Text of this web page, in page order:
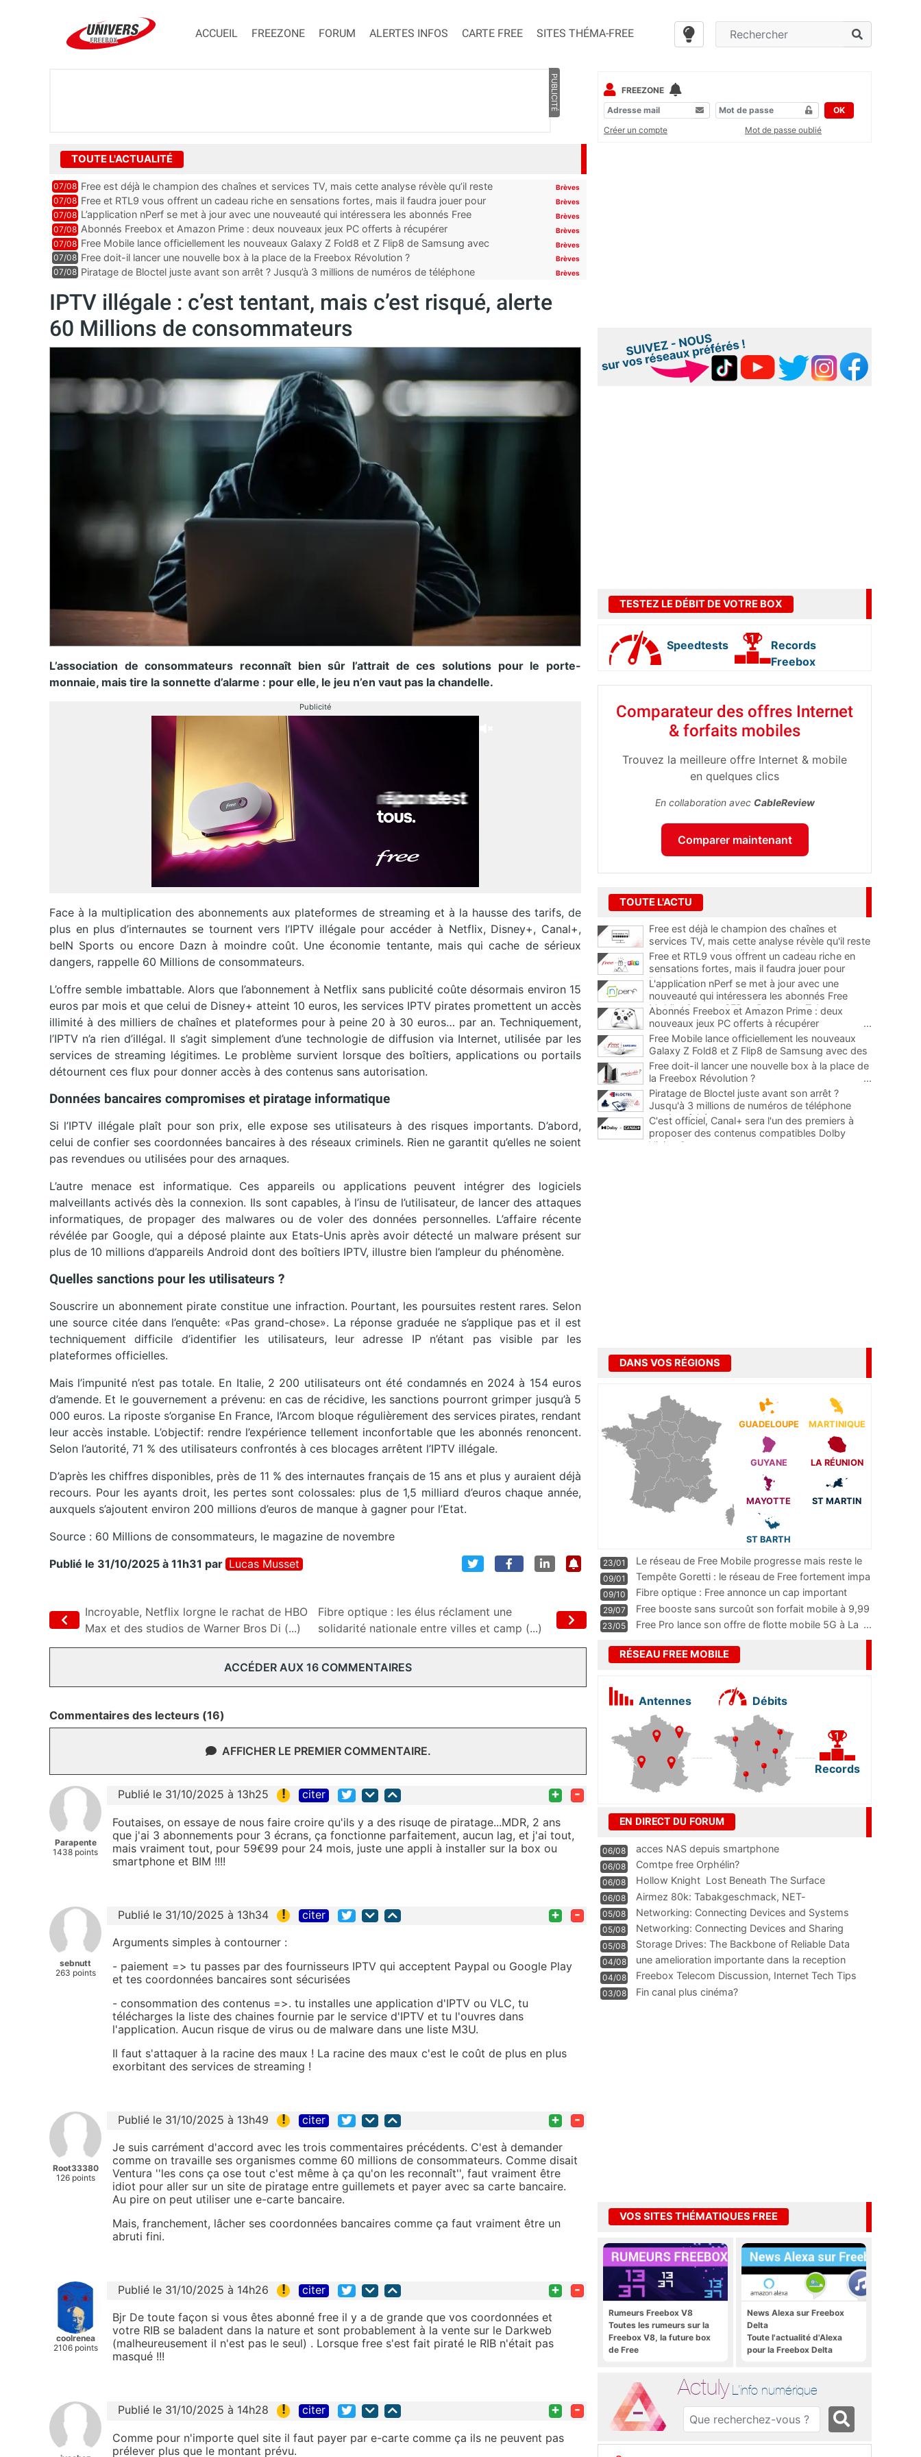
ACCUEIL FREEZONE FORUM ALERTES INFOS CARTE FREE SITES THÉMA-FREE
PUBLICITÉ
TOUTE L'ACTUALITÉ
07/08 Free est déjà le champion des chaînes et services TV, mais cette analyse révèle qu’il reste
encore au moin...
Brèves
07/08 Free et RTL9 vous offrent un cadeau riche en sensations fortes, mais il faudra jouer pour
l’obtenir
Brèves
07/08 L’application nPerf se met à jour avec une nouveauté qui intéressera les abonnés Free
Mobile, Orange, SFR ...
Brèves
07/08 Abonnés Freebox et Amazon Prime : deux nouveaux jeux PC offerts à récupérer Brèves
07/08 Free Mobile lance officiellement les nouveaux Galaxy Z Fold8 et Z Flip8 de Samsung avec
des promos et des cadeaux
Brèves
07/08 Free doit-il lancer une nouvelle box à la place de la Freebox Révolution ? Brèves
07/08 Piratage de Bloctel juste avant son arrêt ? Jusqu’à 3 millions de numéros de téléphone
Brèves
IPTV illégale : c’est tentant, mais c’est risqué, alerte
60 Millions de consommateurs
L’association de consommateurs reconnaît bien sûr l’attrait de ces solutions pour le porte-
monnaie, mais tire la sonnette d’alarme : pour elle, le jeu n’en vaut pas la chandelle.
Publicité
Face à la multiplication des abonnements aux plateformes de streaming et à la hausse des tarifs, de
plus en plus d’internautes se tournent vers l’IPTV illégale pour accéder à Netflix, Disney+, Canal+,
beIN Sports ou encore Dazn à moindre coût. Une économie tentante, mais qui cache de sérieux
dangers, rappelle 60 Millions de consommateurs.
L’offre semble imbattable. Alors que l’abonnement à Netflix sans publicité coûte désormais environ 15
euros par mois et que celui de Disney+ atteint 10 euros, les services IPTV pirates promettent un accès
illimité à des milliers de chaînes et plateformes pour à peine 20 à 30 euros… par an. Techniquement,
l’IPTV n’a rien d’illégal. Il s’agit simplement d’une technologie de diffusion via Internet, utilisée par les
services de streaming légitimes. Le problème survient lorsque des boîtiers, applications ou portails
détournent ces flux pour donner accès à des contenus sans autorisation.
Données bancaires compromises et piratage informatique
Si l’IPTV illégale plaît pour son prix, elle expose ses utilisateurs à des risques importants. D’abord,
celui de confier ses coordonnées bancaires à des réseaux criminels. Rien ne garantit qu’elles ne soient
pas revendues ou utilisées pour des arnaques.
L’autre menace est informatique. Ces appareils ou applications peuvent intégrer des logiciels
malveillants activés dès la connexion. Ils sont capables, à l’insu de l’utilisateur, de lancer des attaques
informatiques, de propager des malwares ou de voler des données personnelles. L’affaire récente
révélée par Google, qui a déposé plainte aux Etats-Unis après avoir détecté un malware présent sur
plus de 10 millions d’appareils Android dont des boîtiers IPTV, illustre bien l’ampleur du phénomène.
Quelles sanctions pour les utilisateurs ?
Souscrire un abonnement pirate constitue une infraction. Pourtant, les poursuites restent rares. Selon
une source citée dans l’enquête: «Pas grand-chose». La réponse graduée ne s’applique pas et il est
techniquement difficile d’identifier les utilisateurs, leur adresse IP n’étant pas visible par les
plateformes officielles.
Mais l’impunité n’est pas totale. En Italie, 2 200 utilisateurs ont été condamnés en 2024 à 154 euros
d’amende. Et le gouvernement a prévenu: en cas de récidive, les sanctions pourront grimper jusqu’à 5
000 euros. La riposte s’organise En France, l’Arcom bloque régulièrement des services pirates, rendant
leur accès instable. L’objectif: rendre l’expérience tellement inconfortable que les abonnés renoncent.
Selon l’autorité, 71 % des utilisateurs confrontés à ces blocages arrêtent l’IPTV illégale.
D’après les chiffres disponibles, près de 11 % des internautes français de 15 ans et plus y auraient déjà
recours. Pour les ayants droit, les pertes sont colossales: plus de 1,5 milliard d’euros chaque année,
auxquels s’ajoutent environ 200 millions d’euros de manque à gagner pour l’Etat.
Source : 60 Millions de consommateurs, le magazine de novembre
Publié le 31/10/2025 à 11h31 par Lucas Musset
Incroyable, Netflix lorgne le rachat de HBO
Max et des studios de Warner Bros Di (...)
Fibre optique : les élus réclament une
solidarité nationale entre villes et camp (...)
ACCÉDER AUX 16 COMMENTAIRES
Commentaires des lecteurs (16)
AFFICHER LE PREMIER COMMENTAIRE.
Parapente
1438 points
Publié le 31/10/2025 à 13h25 ! citer + -
Foutaises, on essaye de nous faire croire qu'ils y a des risuqe de piratage...MDR, 2 ans
que j'ai 3 abonnements pour 3 écrans, ça fonctionne parfaitement, aucun lag, et j'ai tout,
mais vraiment tout, pour 59€99 pour 24 mois, juste une appli à installer sur la box ou
smartphone et BIM !!!!
sebnutt
263 points
Publié le 31/10/2025 à 13h34 ! citer + -
Arguments simples à contourner :
- paiement => tu passes par des fournisseurs IPTV qui acceptent Paypal ou Google Play
et tes coordonnées bancaires sont sécurisées
- consommation des contenus =>. tu installes une application d'IPTV ou VLC, tu
télécharges la liste des chaines fournie par le service d'IPTV et tu l'ouvres dans
l'application. Aucun risque de virus ou de malware dans une liste M3U.
Il faut s'attaquer à la racine des maux ! La racine des maux c'est le coût de plus en plus
exorbitant des services de streaming !
Root33380
126 points
Publié le 31/10/2025 à 13h49 ! citer + -
Je suis carrément d'accord avec les trois commentaires précédents. C'est à demander
comme on travaille ses organismes comme 60 millions de consommateurs. Comme disait
Ventura ''les cons ça ose tout c'est même à ça qu'on les reconnaît'', faut vraiment être
idiot pour aller sur un site de piratage entre guillemets et payer avec sa carte bancaire.
Au pire on peut utiliser une e-carte bancaire.
Mais, franchement, lâcher ses coordonnées bancaires comme ça faut vraiment être un
abruti fini.
coolrenea
2106 points
Publié le 31/10/2025 à 14h26 ! citer + -
Bjr De toute façon si vous êtes abonné free il y a de grande que vos coordonnées et
votre RIB se baladent dans la nature et sont probablement à la vente sur le Darkweb
(malheureusement il n'est pas le seul) . Lorsque free s'est fait piraté le RIB n'était pas
masqué !!!
Publié le 31/10/2025 à 14h28 ! citer + -
Comme pour n'importe quel site il faut payer par e-carte comme ça ils ne peuvent pas
prélever plus que le montant prévu.
FREEZONE
OK
Créer un compte
Mot de passe oublié
TESTEZ LE DÉBIT DE VOTRE BOX
Speedtests
Records
Freebox
Comparateur des offres Internet
& forfaits mobiles
Trouvez la meilleure offre Internet & mobile
en quelques clics
En collaboration avec CableReview
Comparer maintenant
TOUTE L'ACTU
Free est déjà le champion des chaînes et
services TV, mais cette analyse révèle qu'il reste
encore au moins 141 ajouts possibles
Free et RTL9 vous offrent un cadeau riche en
sensations fortes, mais il faudra jouer pour
l'obtenir
L'application nPerf se met à jour avec une
nouveauté qui intéressera les abonnés Free
Mobile, Orange, SFR et Bouygues Telecom
Abonnés Freebox et Amazon Prime : deux
nouveaux jeux PC offerts à récupérer
...
Free Mobile lance officiellement les nouveaux
Galaxy Z Fold8 et Z Flip8 de Samsung avec des
promos et des cadeaux
...
Free doit-il lancer une nouvelle box à la place de
la Freebox Révolution ?
...
Piratage de Bloctel juste avant son arrêt ?
Jusqu'à 3 millions de numéros de téléphone
auraient fuité
C'est officiel, Canal+ sera l'un des premiers à
proposer des contenus compatibles Dolby
Vision 2
DANS VOS RÉGIONS
GUADELOUPE MARTINIQUE
GUYANE LA RÉUNION
MAYOTTE ST MARTIN
ST BARTH
23/01
Le réseau de Free Mobile progresse mais reste le
m
...
09/01
Tempête Goretti : le réseau de Free fortement impa
09/10
Fibre optique : Free annonce un cap important
pass
...
29/07
Free booste sans surcoût son forfait mobile à 9,99
23/05 Free Pro lance son offre de flotte mobile 5G à La ...
RÉSEAU FREE MOBILE
Antennes Débits
Records
EN DIRECT DU FORUM
06/08 acces NAS depuis smartphone
06/08 Comtpe free Orphélin?
06/08 Hollow Knight  Lost Beneath The Surface
06/08
Airmez 80k: Tabakgeschmack, NET-
Technologie und Leistung im
05/08 Networking: Connecting Devices and Systems
05/08
Networking: Connecting Devices and Sharing
Information
05/08
Storage Drives: The Backbone of Reliable Data
Management
04/08
une amelioration importante dans la reception
WIFI
04/08
Freebox Telecom Discussion, Internet Tech Tips
Communi
03/08 Fin canal plus cinéma?
VOS SITES THÉMATIQUES FREE
Rumeurs Freebox V8
Toutes les rumeurs sur la
Freebox V8, la future box
de Free
News Alexa sur Freebox
Delta
Toute l'actualité d'Alexa
pour la Freebox Delta
Actuly L'info numérique